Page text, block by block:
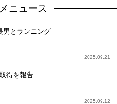
ニュース
男とランニング
2025.09.21
得を報告
2025.09.12